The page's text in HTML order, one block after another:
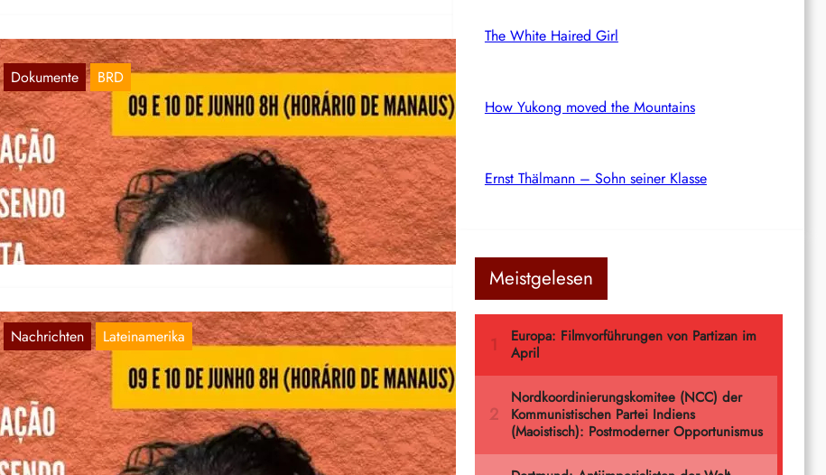
Dokumente BRD
RFK: Schluss mit der Repression gegen die
Anwältin des Volkes Lenir Correia Coelho!
Juni 8, 2022
Proletarier aller Länder, vereinigt euch! Schluss mit der Repression
gegen die Anwältin des Volkes Lenir Correia Coelho! …
Nachrichten Lateinamerika
AND: Die Anwältin des Volkes Lenir Correia
wird zu Unrecht in einem Strafverfahren
angeklagt
Juni 8, 2022
The White Haired Girl
How Yukong moved the Mountains
Ernst Thälmann – Sohn seiner Klasse
Meistgelesen